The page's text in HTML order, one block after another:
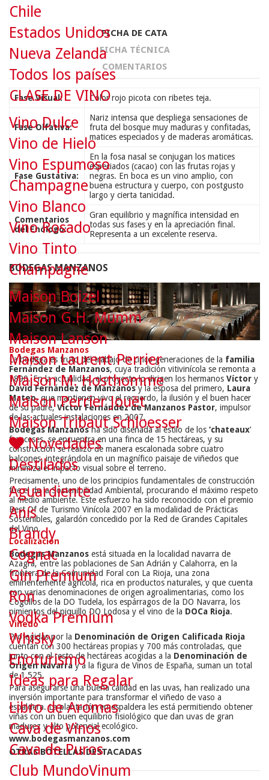
FICHA DE CATA
FICHA TÉCNICA
COMENTARIOS
Fase Visual: Color rojo picota con ribetes teja.
Fase Olfativa:
Nariz intensa que despliega sensaciones de
fruta del bosque muy maduras y confitadas,
matices especiados y de maderas aromáticas.
Fase Gustativa:
En la fosa nasal se conjugan los matices
especiados (cacao) con las frutas rojas y
negras. En boca es un vino amplio, con
buena estructura y cuerpo, con postgusto
largo y cierta tanicidad.
Comentarios
del Enólogo:
Gran equilibrio y magnífica intensidad en
todas sus fases y en la apreciación final.
Representa a un excelente reserva.
BODEGAS MANZANOS
Bodegas Manzanos
La bodega es fruto del trabajo de cinco generaciones de la familia
Fernández de Manzanos, cuya tradición vitivinícola se remonta a
1890. En la actualidad, el proyecto lo dirigen los hermanos Víctor y
David Fernández de Manzanosy la esposa del primero, Laura
Mateo, que mantienen vivo el recuerdo, la ilusión y el buen hacer
de su padre,Víctor Fernández de Manzanos Pastor, impulsor
de las actuales instalaciones en 2007.
Bodegas Manzanosha sido diseñada al estilo de los ‘chateaux’
franceses, se encuentra en una finca de 15 hectáreas, y su
construcción se realizó de manera escalonada sobre cuatro
balcones, integrándola en un magnífico paisaje de viñedos que
minimiza el impacto visual sobre el terreno.
Precisamente, uno de los principios fundamentales de construcción
fue el de la Sostenibilidad Ambiental, procurando el máximo respeto
al medio ambiente. Este esfuerzo ha sido reconocido con el premio
Best Of de Turismo Vinícola 2007 en la modalidad de Prácticas
Sostenibles, galardón concedido por la Red de Grandes Capitales
del Vino.
Localización
Bodegas Manzanos está situada en la localidad navarra de
Azagra, entre las poblaciones de San Adrián y Calahorra, en la
frontera de la Comunidad Foral con La Rioja, una zona
eminentemente agrícola, rica en productos naturales, y que cuenta
con varias denominaciones de origen agroalimentarias, como los
Cogollos de la DO Tudela, los espárragos de la DO Navarra, los
pimientos del piquillo DO Lodosa y el vino de la DOCa Rioja.
Viñedo
Protegidas por la Denominación de Origen Calificada Rioja
cuentan con 300 hectáreas propias y 700 más controladas, que
junto con el resto de hectáreas acogidas a la Denominación de
Origen Navarra y a la figura de Vinos de España, suman un total
de 1.525.
Para asegurarse una buena calidad en las uvas, han realizado una
inversión importante para transformar el viñedo de vaso a
espaldera. La plantación en espaldera les está permitiendo obtener
viñas con un buen equilibrio fisiológico que dan uvas de gran
madurez y alto potencial ecológico.
www.bodegasmanzanos.com
OTRAS BOTELLAS DESTACADAS
Chile
Estados Unidos
Nueva Zelanda
Todos los países
CLASE DE VINO
Vino Dulce
Vino de Hielo
Vino Espumoso
Champagne
Vino Blanco
Vino Rosado
Vino Tinto
Champagne
Maison Boizel
Maison G.H. Mumm
Maison Lanson
Maison Laurent Perrier
Maison M. Hosthomme
Maison Perrier Jouët
Maison Tribaut Schloesser
Novedades
Destilados
Aguardiente
Anís
Brandy
Cognac
Gin Premium
Ron
Vodka Premium
Whisky
Enoturismo
Ideas para Regalar
Libro de Aromas
Cava de Vinos
Cava de Puros
Club MundoVinum